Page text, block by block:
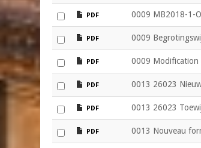
file
PDF 0009 MB2018-1-
file
PDF 0009
file
PDF 0009 Modification
file
PDF 0013 26023
file
PDF 0013 26023
file
PDF 0013 Nouveau